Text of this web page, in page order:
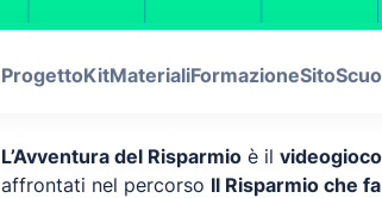
ProgettoKitMaterialiFormazioneSito
L’Avventura del Risparmio è il
affrontati nel percorso Il Risparmio che